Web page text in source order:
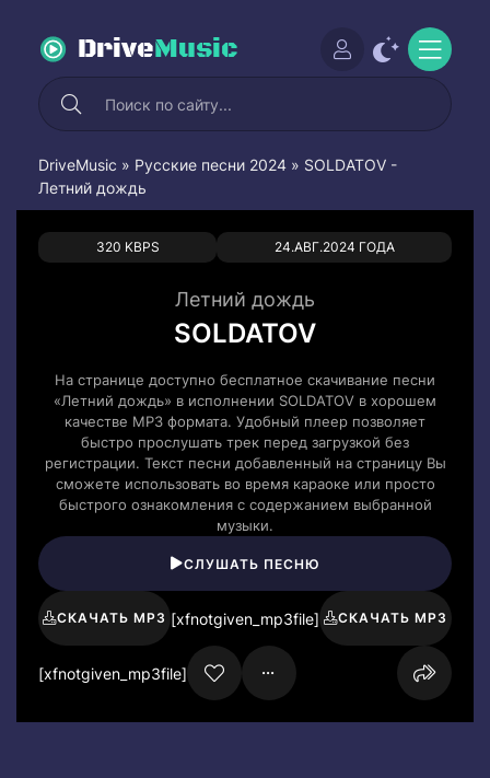
DriveMusic
DriveMusic » Русские песни 2024 » SOLDATOV -
Летний дождь
320 KBPS 24.АВГ.2024 ГОДА
0 0
Летний дождь
SOLDATOV
На странице доступно бесплатное скачивание песни
«Летний дождь» в исполнении SOLDATOV в хорошем
качестве MP3 формата. Удобный плеер позволяет
быстро прослушать трек перед загрузкой без
регистрации. Текст песни добавленный на страницу Вы
сможете использовать во время караоке или просто
быстрого ознакомления с содержанием выбранной
музыки.
СЛУШАТЬ ПЕСНЮ
СКАЧАТЬ MP3 [xfnotgiven_mp3file] СКАЧАТЬ MP3
[xfnotgiven_mp3file]